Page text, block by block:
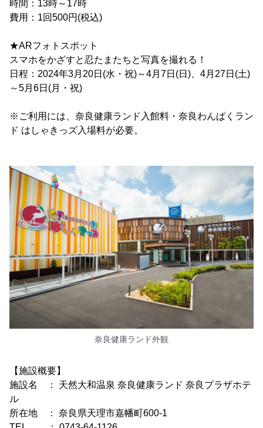
時間：13時～17時
費用：1回500円(税込)
★ARフォトスポット
スマホをかざすと忍たまたちと写真を撮れる！
日程：2024年3月20日(水・祝)～4月7日(日)、4月27日(土)
～5月6日(月・祝)
※ご利用には、奈良健康ランド入館料・奈良わんぱくラン
ド はしゃきっズ入場料が必要。
奈良健康ランド外観
【施設概要】
施設名 ： 天然大和温泉 奈良健康ランド 奈良プラザホテ
ル
所在地 ： 奈良県天理市嘉幡町600-1